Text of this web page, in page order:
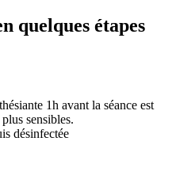
quelques étapes
1h avant la séance est
sensibles.
désinfectée